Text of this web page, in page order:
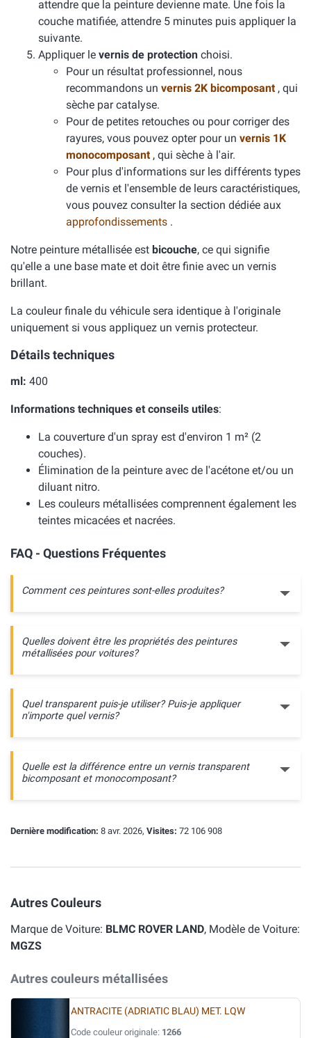
attendre que la peinture devienne mate. Une fois la
couche matifiée, attendre 5 minutes puis appliquer la
suivante.
Appliquer le vernis de protection choisi.
Pour un résultat professionnel, nous
recommandons un vernis 2K bicomposant , qui
sèche par catalyse.
Pour de petites retouches ou pour corriger des
rayures, vous pouvez opter pour un vernis 1K
monocomposant , qui sèche à l'air.
Pour plus d'informations sur les différents types
de vernis et l'ensemble de leurs caractéristiques,
vous pouvez consulter la section dédiée aux
approfondissements .
Notre peinture métallisée est bicouche, ce qui signifie
qu'elle a une base mate et doit être finie avec un vernis
brillant.
La couleur finale du véhicule sera identique à l'originale
uniquement si vous appliquez un vernis protecteur.
Détails techniques
ml: 400
Informations techniques et conseils utiles:
La couverture d'un spray est d'environ 1 m² (2
couches).
Élimination de la peinture avec de l'acétone et/ou un
diluant nitro.
Les couleurs métallisées comprennent également les
teintes micacées et nacrées.
FAQ - Questions Fréquentes
Comment ces peintures sont-elles produites?
Quelles doivent être les propriétés des peintures
métallisées pour voitures?
Quel transparent puis-je utiliser? Puis-je appliquer
n'importe quel vernis?
Quelle est la différence entre un vernis transparent
bicomposant et monocomposant?
Dernière modification: 8 avr. 2026, Visites: 72 106 908
Autres Couleurs
Marque de Voiture: BLMC ROVER LAND, Modèle de Voiture:
MGZS
Autres couleurs métallisées
ANTRACITE (ADRIATIC BLAU) MET. LQW
Code couleur originale: 1266